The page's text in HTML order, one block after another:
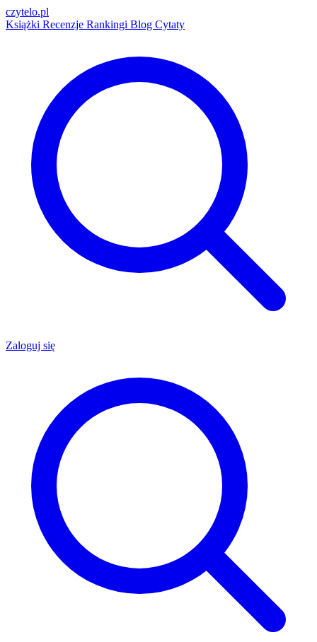
czytelo.pl
Książki Recenzje Rankingi Blog Cytaty
Zaloguj się